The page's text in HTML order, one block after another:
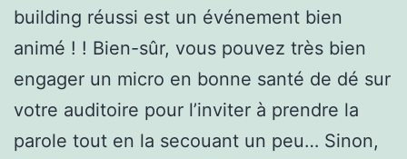
building réussi est un événement bien
animé ! ! Bien-sûr, vous pouvez très bien
engager un micro en bonne santé de dé sur
votre auditoire pour l’inviter à prendre la
parole tout en la secouant un peu… Sinon,